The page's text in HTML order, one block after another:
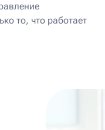
то, что работает